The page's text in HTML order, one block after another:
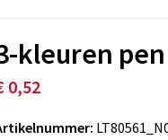
kleuren
0,52